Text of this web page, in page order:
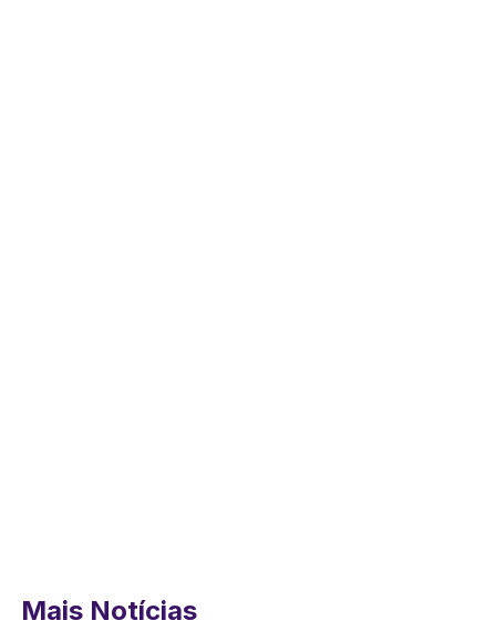
Mais Notícias